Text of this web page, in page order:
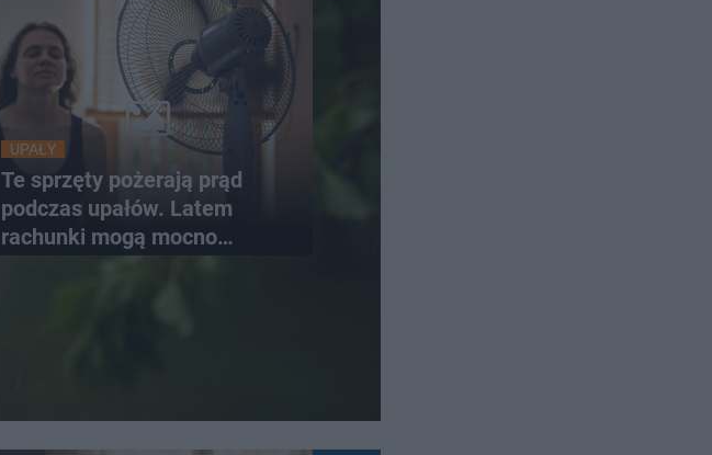
UPAŁY
Te sprzęty pożerają prąd
podczas upałów. Latem
rachunki mogą mocno